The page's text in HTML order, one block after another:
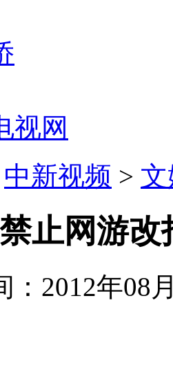
视网
中新视频 >
止网游改
：2012年08